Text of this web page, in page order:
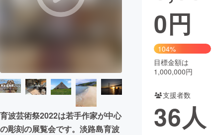
まちづくり・地域活性化
CAMPFIRE Creation
コミュニティ
育波芸術祭2022は若手作家が中心
の彫刻の展覧会です。淡路島育波
0円
104%
目標金額は
1,000,000円
支援者数
36人